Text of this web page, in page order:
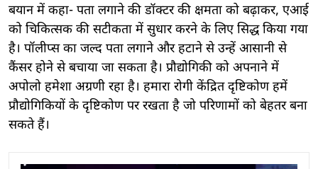
बयान में कहा- पता लगाने की डॉक्टर की क्षमता को बढ़ाकर, एआई
को चिकित्सक की सटीकता में सुधार करने के लिए सिद्ध किया गया
है। पॉलीप्स का जल्द पता लगाने और हटाने से उन्हें आसानी से
कैंसर होने से बचाया जा सकता है। प्रौद्योगिकी को अपनाने में
अपोलो हमेशा अग्रणी रहा है। हमारा रोगी केंद्रित दृष्टिकोण हमें
प्रौद्योगिकियों के दृष्टिकोण पर रखता है जो परिणामों को बेहतर बना
सकते हैं।